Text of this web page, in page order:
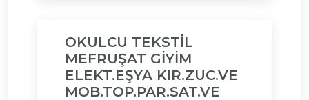
OKULCU TEKSTİL
MEFRUŞAT GİYİM
ELEKT.EŞYA KIR.ZUC.VE
MOB.TOP.PAR.SAT.VE